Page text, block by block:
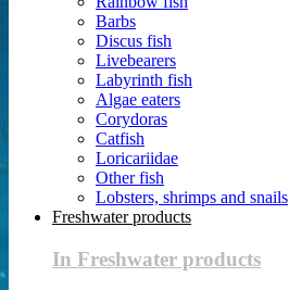
Barbs
Discus fish
Livebearers
Labyrinth fish
Algae eaters
Corydoras
Catfish
Loricariidae
Other fish
Lobsters, shrimps and snails
Freshwater products
In Freshwater products